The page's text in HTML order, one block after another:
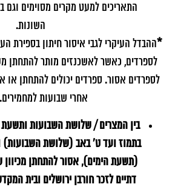
התאריכים למעט מקרים מסוימים
השונות.
*ההבדל העיקרי לגבי איסור חיתון בספירת
לספרדים, כאשר לאשכנזים מותר להתחתן
לספרדים אסור. ספרדים יכולים להתחתן או
אחרי שבועות למחמירים.
בין המצרים / שלושת השבועות ותשעת
בתמוז ועד ט' באב (שלושת
(תשעת הימים), אסור להתחתן מכיוון
דתיים לזכר חורבן ירושלים ובית